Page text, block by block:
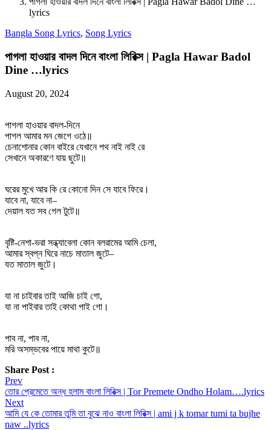
lyrics
Bangla Song Lyrics, Song Lyrics
পাগলা হাওয়ার বাদল দিনে বাংলা লিরিক্স | Pagla Hawar Badol
Dine …lyrics
August 20, 2024
পাগলা হাওয়ার বাদল-দিনে
পাগল আমার মন জেগে ওঠে॥
চেনাশোনার কোন বাইরে যেখানে পথ নাই নাই রে
সেখানে অকারণে যায় ছুটে॥
ঘরের মুখে আর কি রে কোনো দিন সে যাবে ফিরে।
যাবে না, যাবে না–
দেয়াল যত সব গেল টুটে॥
বৃষ্টি-নেশা-ভরা সন্ধ্যাবেলা কোন বলরামের আমি চেলা,
আমার স্বপ্ন ঘিরে নাচে মাতাল জুটে–
যত মাতাল জুটে।
যা না চাইবার তাই আজি চাই গো,
যা না পাইবার তাই কোথা পাই গো।
পাব না, পাব না,
মরি অসম্ভবের পায়ে মাথা কুটে॥
Share Post :
Post
navigation
Prev
তোর প্রেমেতে অন্ধ হলাম বাংলা লিরিক্স | Tor Premete Ondho Holam….lyrics
Next
আমি যে কে তোমার তুমি তা বুঝে নাও বাংলা লিরিক্স | ami j k tomar tumi ta bujhe
naw ..lyrics